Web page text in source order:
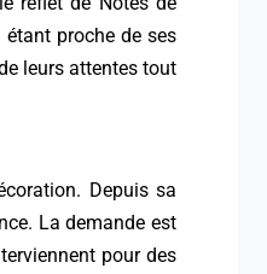
proche de ses
leurs attentes tout
Depuis sa
La demande est
pour des